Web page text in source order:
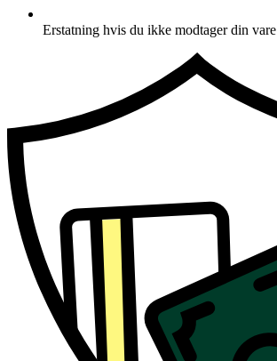
Erstatning hvis du ikke modtager din vare